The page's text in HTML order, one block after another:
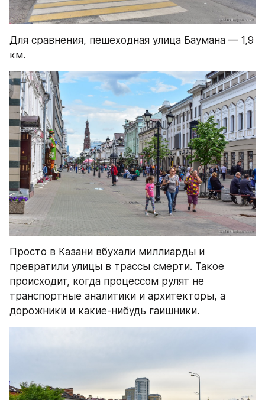
Для сравнения, пешеходная улица Баумана — 1,9
км.
Просто в Казани вбухали миллиарды и
превратили улицы в трассы смерти. Такое
происходит, когда процессом рулят не
транспортные аналитики и архитекторы, а
дорожники и какие-нибудь гаишники.